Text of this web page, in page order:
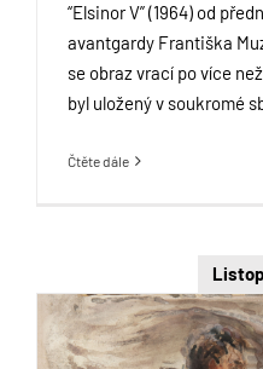
“Elsinor V” (1964) od
avantgardy Františka
se obraz vrací po více
byl uložený v soukromé
Čtěte dále